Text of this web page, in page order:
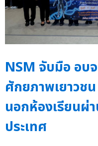
NSM จับมือ อ
ศักยภาพเยาวช
นอกห้องเรียน
ประเทศ